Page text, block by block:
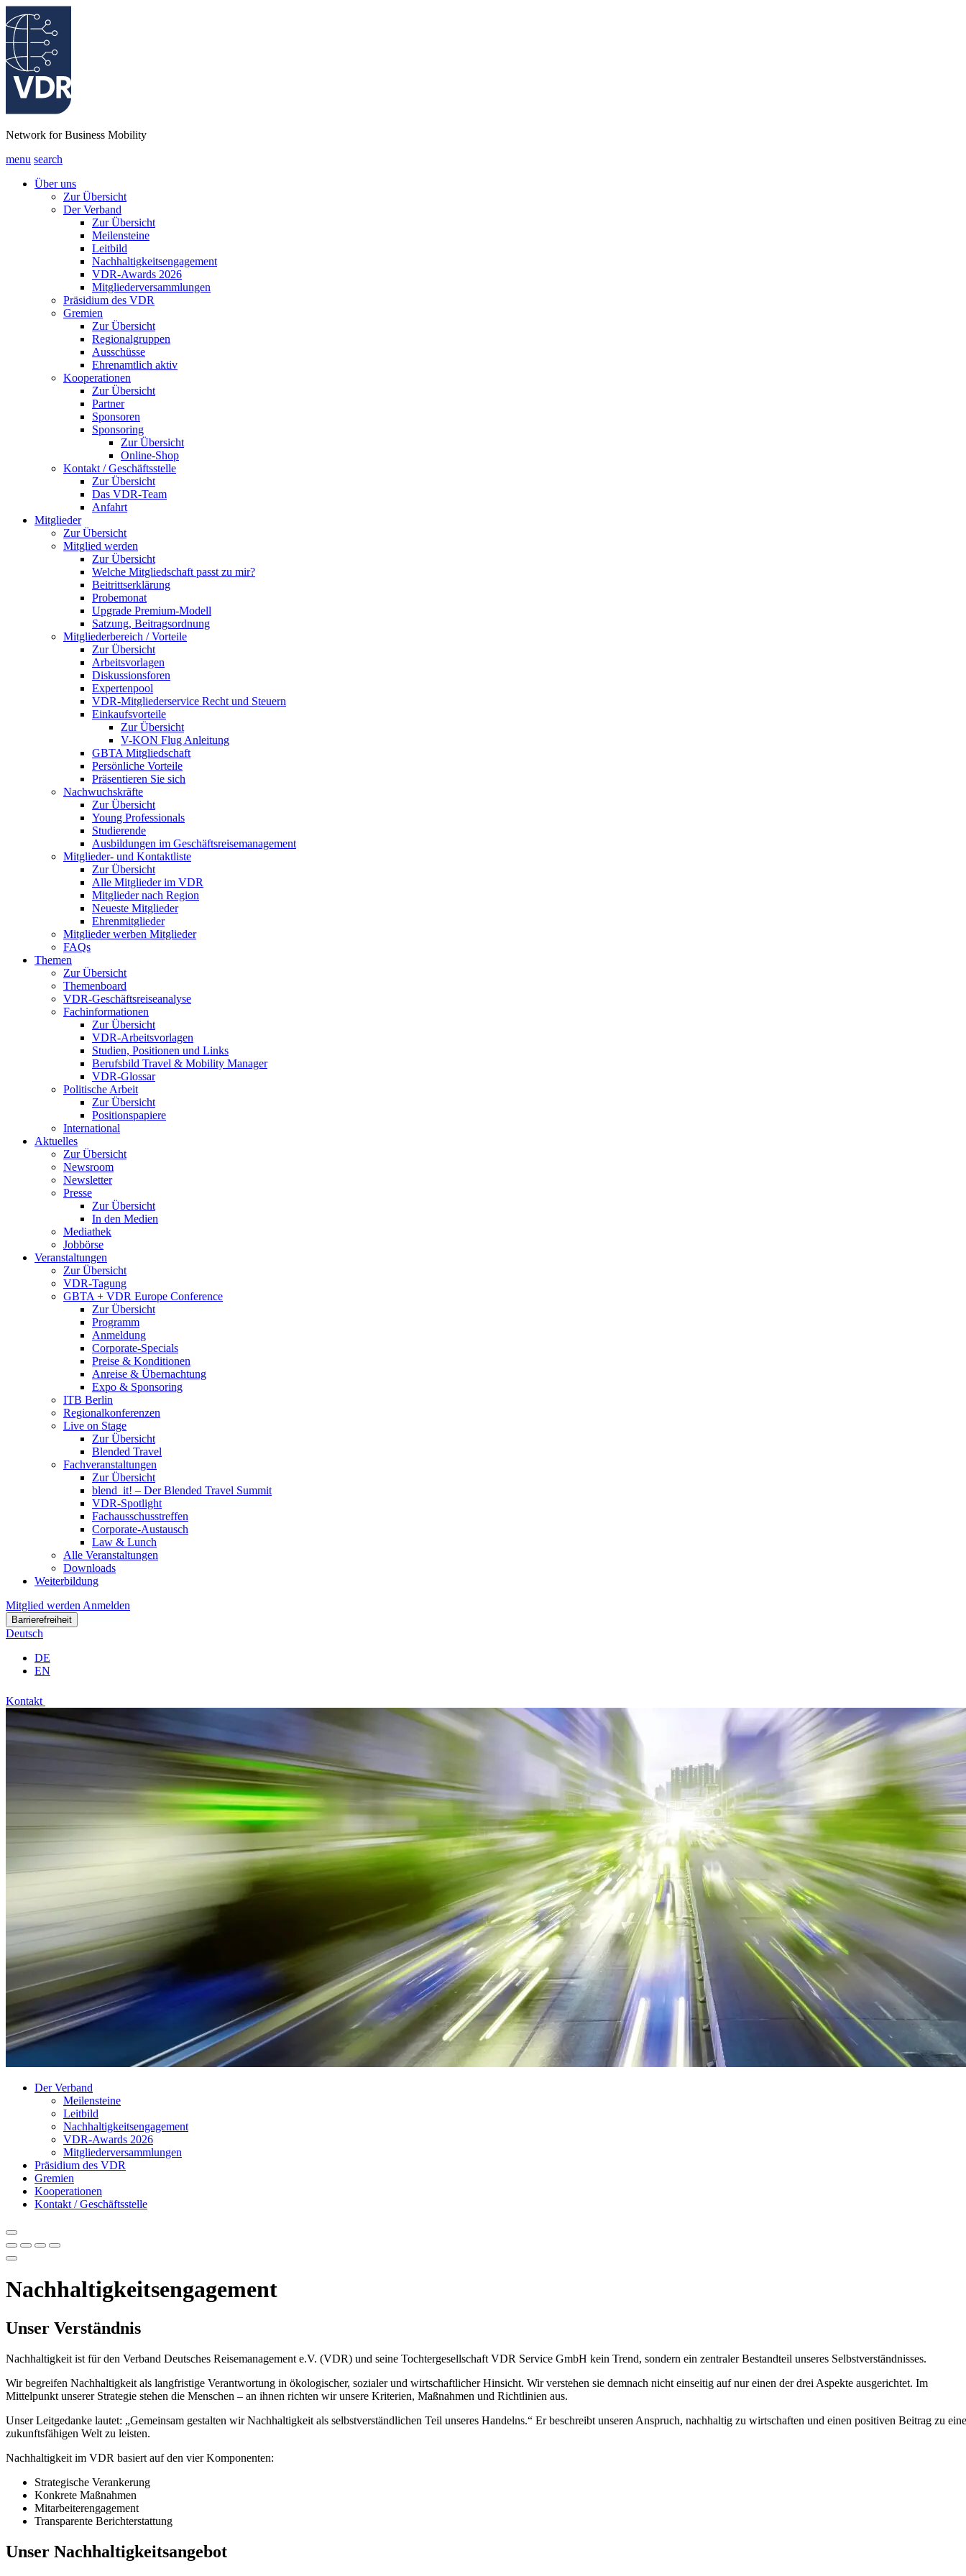
Network for Business Mobility
menu search
Über uns
Zur Übersicht
Der Verband
Zur Übersicht
Meilensteine
Leitbild
Nachhaltigkeitsengagement
VDR-Awards 2026
Mitgliederversammlungen
Präsidium des VDR
Gremien
Zur Übersicht
Regionalgruppen
Ausschüsse
Ehrenamtlich aktiv
Kooperationen
Zur Übersicht
Partner
Sponsoren
Sponsoring
Zur Übersicht
Online-Shop
Kontakt / Geschäftsstelle
Zur Übersicht
Das VDR-Team
Anfahrt
Mitglieder
Zur Übersicht
Mitglied werden
Zur Übersicht
Welche Mitgliedschaft passt zu mir?
Beitrittserklärung
Probemonat
Upgrade Premium-Modell
Satzung, Beitragsordnung
Mitgliederbereich / Vorteile
Zur Übersicht
Arbeitsvorlagen
Diskussionsforen
Expertenpool
VDR-Mitgliederservice Recht und Steuern
Einkaufsvorteile
Zur Übersicht
V-KON Flug Anleitung
GBTA Mitgliedschaft
Persönliche Vorteile
Präsentieren Sie sich
Nachwuchskräfte
Zur Übersicht
Young Professionals
Studierende
Ausbildungen im Geschäftsreisemanagement
Mitglieder- und Kontaktliste
Zur Übersicht
Alle Mitglieder im VDR
Mitglieder nach Region
Neueste Mitglieder
Ehrenmitglieder
Mitglieder werben Mitglieder
FAQs
Themen
Zur Übersicht
Themenboard
VDR-Geschäftsreiseanalyse
Fachinformationen
Zur Übersicht
VDR-Arbeitsvorlagen
Studien, Positionen und Links
Berufsbild Travel & Mobility Manager
VDR-Glossar
Politische Arbeit
Zur Übersicht
Positionspapiere
International
Aktuelles
Zur Übersicht
Newsroom
Newsletter
Presse
Zur Übersicht
In den Medien
Mediathek
Jobbörse
Veranstaltungen
Zur Übersicht
VDR-Tagung
GBTA + VDR Europe Conference
Zur Übersicht
Programm
Anmeldung
Corporate-Specials
Preise & Konditionen
Anreise & Übernachtung
Expo & Sponsoring
ITB Berlin
Regionalkonferenzen
Live on Stage
Zur Übersicht
Blended Travel
Fachveranstaltungen
Zur Übersicht
blend_it! – Der Blended Travel Summit
VDR-Spotlight
Fachausschusstreffen
Corporate-Austausch
Law & Lunch
Alle Veranstaltungen
Downloads
Weiterbildung
Mitglied werden Anmelden
Barrierefreiheit
Deutsch
DE
EN
Kontakt
Der Verband
Meilensteine
Leitbild
Nachhaltigkeitsengagement
VDR-Awards 2026
Mitgliederversammlungen
Präsidium des VDR
Gremien
Kooperationen
Kontakt / Geschäftsstelle
Nachhaltigkeitsengagement
Unser Verständnis
Nachhaltigkeit ist für den Verband Deutsches Reisemanagement e.V. (VDR) und seine Tochtergesellschaft VDR Service GmbH kein Trend, sondern ein zentraler Bestandteil unseres Selbstverständnisses.
Wir begreifen Nachhaltigkeit als langfristige Verantwortung in ökologischer, sozialer und wirtschaftlicher Hinsicht. Wir verstehen sie demnach nicht einseitig auf nur einen der drei Aspekte ausgerichtet. Im
Mittelpunkt unserer Strategie stehen die Menschen – an ihnen richten wir unsere Kriterien, Maßnahmen und Richtlinien aus.
Unser Leitgedanke lautet: „Gemeinsam gestalten wir Nachhaltigkeit als selbstverständlichen Teil unseres Handelns.“ Er beschreibt unseren Anspruch, nachhaltig zu wirtschaften und einen positiven Beitrag zu
zukunftsfähigen Welt zu leisten.
Nachhaltigkeit im VDR basiert auf den vier Komponenten:
Strategische Verankerung
Konkrete Maßnahmen
Mitarbeiterengagement
Transparente Berichterstattung
Unser Nachhaltigkeitsangebot